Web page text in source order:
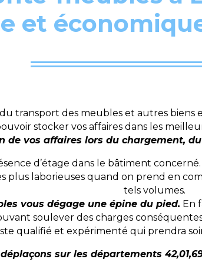
et
transport des meubles et autres biens
stocker vos affaires dans les
de vos affaires lors du chargement,
d’étage dans le bâtiment
plus laborieuses quand on prend en
tels volumes.
vous dégage une épine du pied. En
soulever des charges
qualifié et expérimenté qui prendra
sur les départements